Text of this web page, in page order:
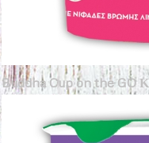
Buddha Cup on the GO